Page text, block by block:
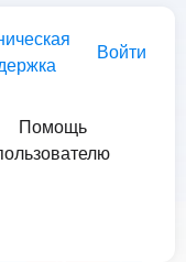
Войти
Помощь